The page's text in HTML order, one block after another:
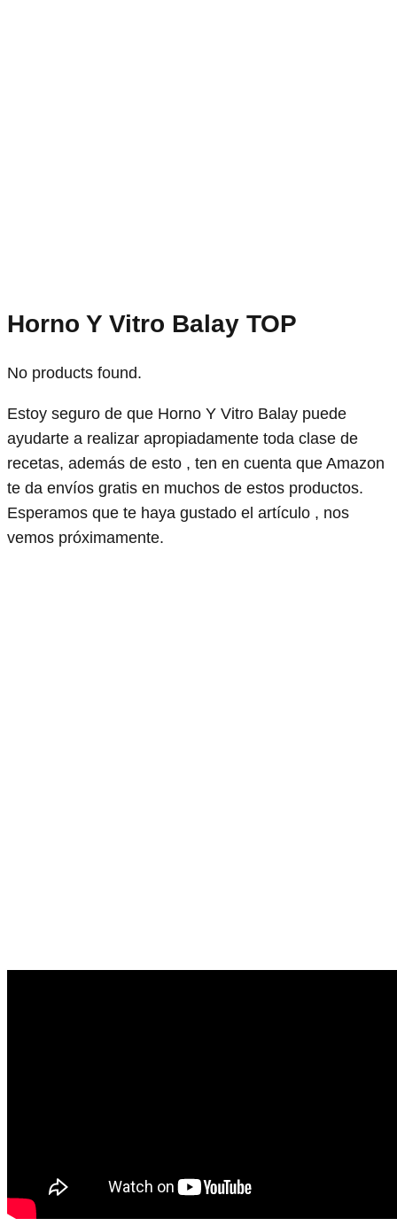
Horno Y Vitro Balay TOP
No products found.
Estoy seguro de que Horno Y Vitro Balay puede
ayudarte a realizar apropiadamente toda clase de
recetas, además de esto , ten en cuenta que Amazon
te da envíos gratis en muchos de estos productos.
Esperamos que te haya gustado el artículo , nos
vemos próximamente.